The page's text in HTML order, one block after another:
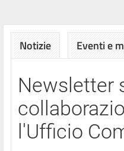
Notizie Eventi e
Newsletter
l'Ufficio